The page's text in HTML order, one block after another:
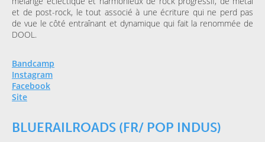
et de post-rock, le tout associé à une écriture qui ne perd pas
de vue le côté entraînant et dynamique qui fait la renommée de
DOOL.
Bandcamp
Instagram
Facebook
Site
BLUERAILROADS (FR/ POP INDUS)